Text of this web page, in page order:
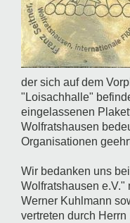
der sich auf dem
"Loisachhalle"
eingelassenen
Wolfratshausen
Organisationen
Wir bedanken uns
Wolfratshausen e.V."
Werner Kuhlmann
vertreten durch